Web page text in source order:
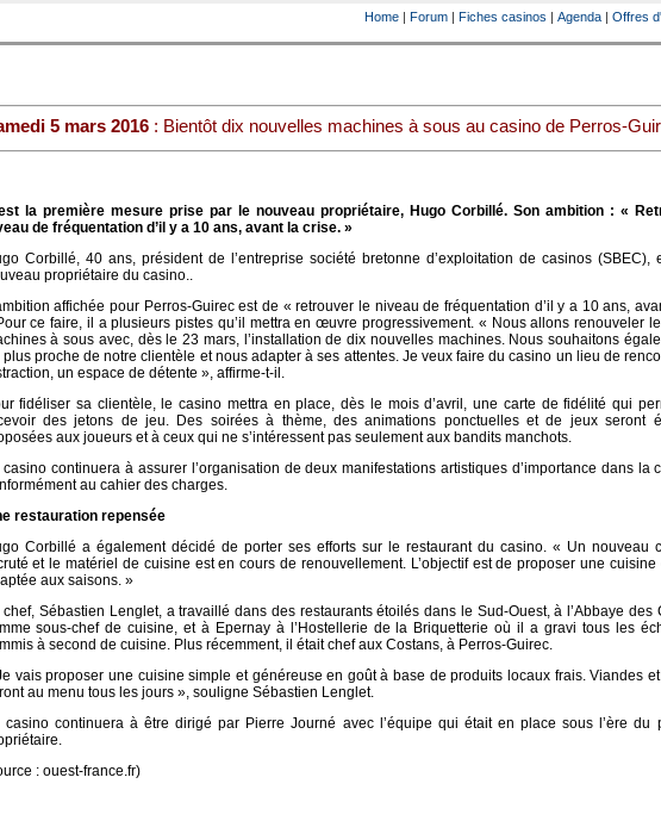
Home | Forum | Fiches casinos | Agenda | Offres
5 mars 2016: Bientôt dix nouvelles machines à sous au casino de Perros-
la première mesure prise par le nouveau propriétaire, Hugo Corbillé. Son ambition : «
de fréquentation d’il y a 10 ans, avant la crise. »
Corbillé, 40 ans, président de l’entreprise société bretonne d’exploitation de casinos (SBEC),
propriétaire du casino..
affichée pour Perros-Guirec est de « retrouver le niveau de fréquentation d’il y a 10 ans,
ce faire, il a plusieurs pistes qu’il mettra en œuvre progressivement. « Nous allons renouveler
à sous avec, dès le 23 mars, l’installation de dix nouvelles machines. Nous souhaitons
plus proche de notre clientèle et nous adapter à ses attentes. Je veux faire du casino un lieu de
un espace de détente », affirme-t-il.
fidéliser sa clientèle, le casino mettra en place, dès le mois d’avril, une carte de fidélité qui
des jetons de jeu. Des soirées à thème, des animations ponctuelles et de jeux seront
aux joueurs et à ceux qui ne s’intéressent pas seulement aux bandits manchots.
casino continuera à assurer l’organisation de deux manifestations artistiques d’importance dans la
au cahier des charges.
restauration repensée
Corbillé a également décidé de porter ses efforts sur le restaurant du casino. « Un nouveau
et le matériel de cuisine est en cours de renouvellement. L’objectif est de proposer une cuisine
aux saisons. »
chef, Sébastien Lenglet, a travaillé dans des restaurants étoilés dans le Sud-Ouest, à l’Abbaye des
sous-chef de cuisine, et à Epernay à l’Hostellerie de la Briquetterie où il a gravi tous les
à second de cuisine. Plus récemment, il était chef aux Costans, à Perros-Guirec.
vais proposer une cuisine simple et généreuse en goût à base de produits locaux frais. Viandes
au menu tous les jours », souligne Sébastien Lenglet.
casino continuera à être dirigé par Pierre Journé avec l’équipe qui était en place sous l’ère du
: ouest-france.fr)